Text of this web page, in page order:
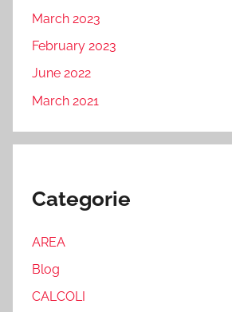
March 2023
February 2023
June 2022
March 2021
Categorie
AREA
Blog
CALCOLI